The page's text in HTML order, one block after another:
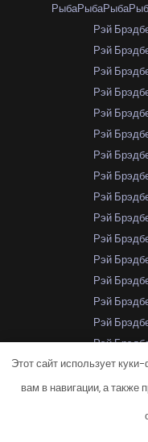
РыбаРыбаРыба
Рэй
Рэй
Рэй
Рэй
Рэй
Рэй
Рэй
Рэй
Рэй
Рэй
Рэй
Рэй
Рэй
Рэй
Рэй
Рэй
Рэй
Рэй
Рэй
Рэй
Этот сайт использует
вам в навигации, а также